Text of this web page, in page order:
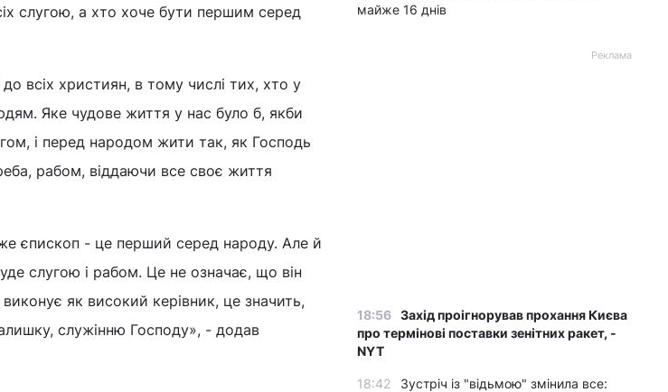
слугою, а хто хоче бути першим серед
всіх християн, в тому числі тих, хто у
Яке чудове життя у нас було б, якби
і перед народом жити так, як Господь
рабом, віддаючи все своє життя
єпископ - це перший серед народу. Але й
слугою і рабом. Це не означає, що він
як високий керівник, це значить,
служінню Господу», - додав
майже 16 днів
Реклама
18:56 Захід проігнорував прохання Києва
про термінові поставки зенітних ракет, -
NYT
18:42
Зустріч із "відьмою" змінила все: